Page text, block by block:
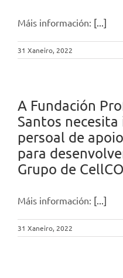
Máis información: [...]
31 Xaneiro, 2022
A Fundación
Santos
persoal de
para
Grupo de
Máis información: [...]
31 Xaneiro, 2022